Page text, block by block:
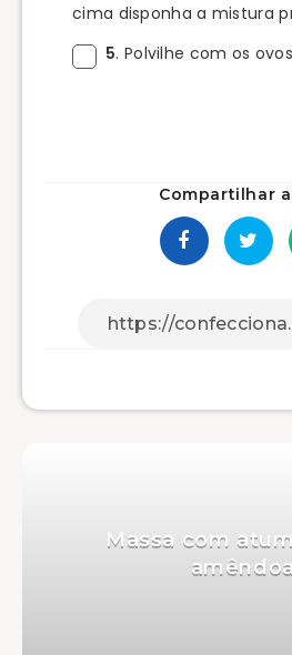
cima disponha a mistura
5. Polvilhe com os
Compartilhar
Massa com